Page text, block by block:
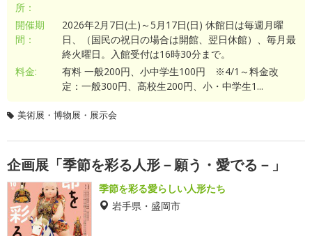
所：
開催期
間：
2026年2月7日(土)～5月17日(日) 休館日は毎週月曜
日、（国民の祝日の場合は開館、翌日休館）、毎月最
終火曜日。入館受付は16時30分まで。
料金:
有料 一般200円、小中学生100円 ※4/1～料金改
定：一般300円、高校生200円、小・中学生1...
美術展・博物展・展示会
企画展「季節を彩る人形－願う・愛でる－」
季節を彩る愛らしい人形たち
岩手県・盛岡市